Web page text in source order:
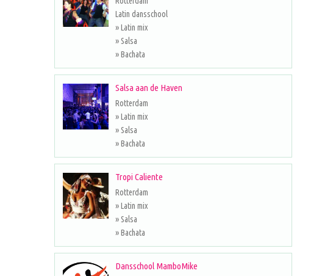
Latin dansschool
» Latin mix
» Salsa
» Bachata
Salsa aan de Haven
Rotterdam
» Latin mix
» Salsa
» Bachata
Tropi Caliente
Rotterdam
» Latin mix
» Salsa
» Bachata
Dansschool MamboMike